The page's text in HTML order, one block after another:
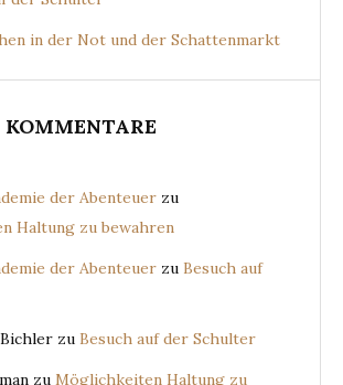
in der Not und der Schattenmarkt
KOMMENTARE
der Abenteuer zu
Haltung zu bewahren
der Abenteuer zu Besuch auf
zu Besuch auf der Schulter
zu Möglichkeiten Haltung zu